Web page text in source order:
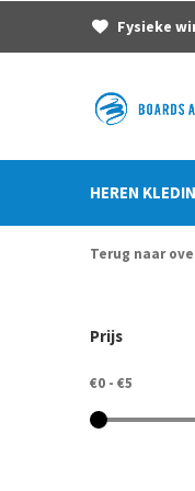
HEREN
Fysieke
Terug naar
Prijs
€0 - €5